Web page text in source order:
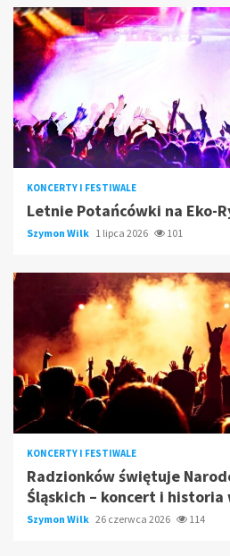
KONCERTY I FESTIWALE
Letnie Potańcówki na Eko-
Szymon Wilk 1 lipca 2026 101
KONCERTY I FESTIWALE
Radzionków świętuje
Śląskich – koncert i historia
Szymon Wilk 26 czerwca 2026 114